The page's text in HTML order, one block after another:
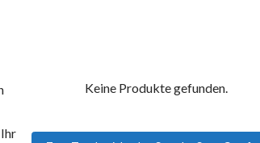
Keine Produkte gefunden.